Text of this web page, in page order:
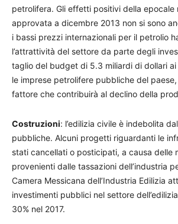
petrolifera. Gli effetti positivi della epocale
approvata a dicembre 2013 non si sono
i bassi prezzi internazionali per il petrolio
l’attrattività del settore da parte degli
taglio del budget di 5.3 miliardi di dollari
le imprese petrolifere pubbliche del
fattore che contribuirà al declino della
Costruzioni: l’edilizia civile è indebolita
pubbliche. Alcuni progetti riguardanti le
stati cancellati o posticipati, a causa delle
provenienti dalle tassazioni dell’industria
Camera Messicana dell’Industria Edilizia
investimenti pubblici nel settore
30% nel 2017.